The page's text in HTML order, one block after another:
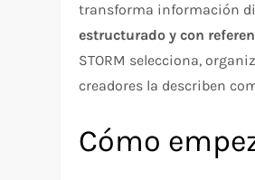
transforma información
estructurado y con
STORM selecciona,
creadores la describen
Cómo